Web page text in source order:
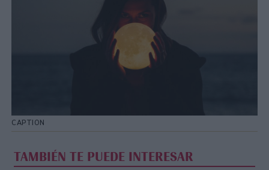
CAPTION
TAMBIÉN TE PUEDE INTERESAR